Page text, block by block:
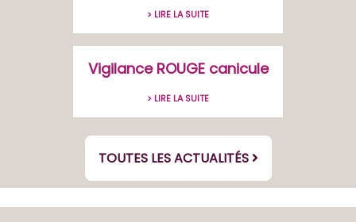
> LIRE LA SUITE
Vigilance ROUGE canicule
> LIRE LA SUITE
TOUTES LES ACTUALITÉS